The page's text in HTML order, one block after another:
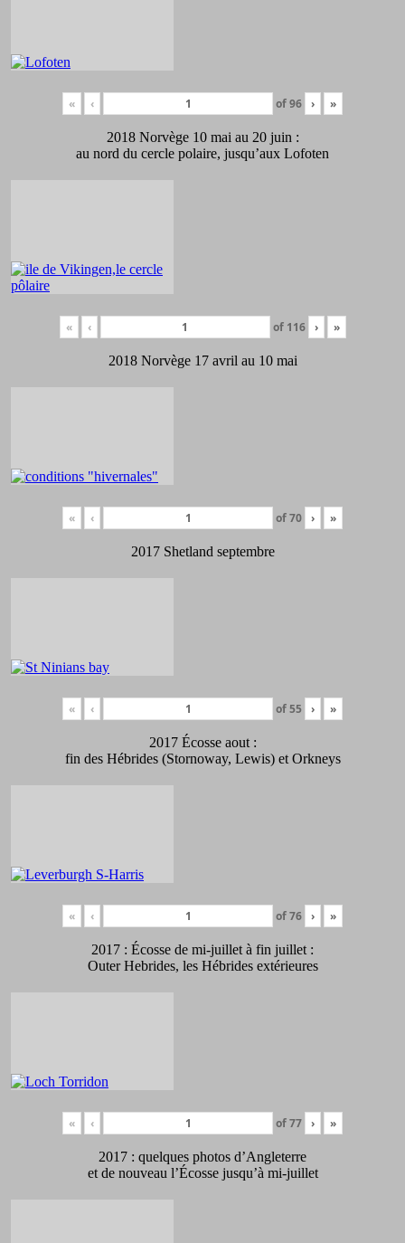
« ‹ of96 › »
2018 Norvège 10 mai au 20 juin :
au nord du cercle polaire, jusqu’aux Lofoten
« ‹ of 116 › »
2018 Norvège 17 avril au 10 mai
« ‹ of70 › »
2017 Shetland septembre
« ‹ of55 › »
2017 Écosse aout :
fin des Hébrides (Stornoway, Lewis) et Orkneys
« ‹ of76 › »
2017 : Écosse de mi-juillet à fin juillet :
Outer Hebrides, les Hébrides extérieures
« ‹ of77 › »
2017 : quelques photos d’Angleterre
et de nouveau l’Écosse jusqu’à mi-juillet